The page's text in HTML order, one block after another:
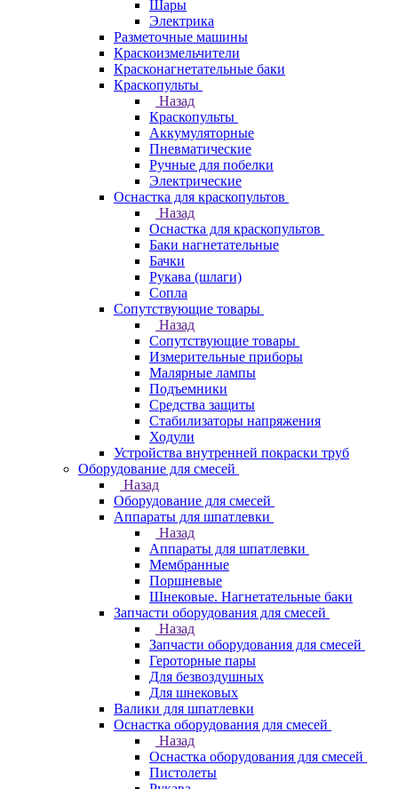
Шары
Электрика
Разметочные машины
Краскоизмельчители
Красконагнетательные баки
Краскопульты
Назад
Краскопульты
Аккумуляторные
Пневматические
Ручные для побелки
Электрические
Оснастка для краскопультов
Назад
Оснастка для краскопультов
Баки нагнетательные
Бачки
Рукава (шлаги)
Сопла
Сопутствующие товары
Назад
Сопутствующие товары
Измерительные приборы
Малярные лампы
Подъемники
Средства защиты
Стабилизаторы напряжения
Ходули
Устройства внутренней покраски труб
Оборудование для смесей
Назад
Оборудование для смесей
Аппараты для шпатлевки
Назад
Аппараты для шпатлевки
Мембранные
Поршневые
Шнековые. Нагнетательные баки
Запчасти оборудования для смесей
Назад
Запчасти оборудования для смесей
Героторные пары
Для безвоздушных
Для шнековых
Валики для шпатлевки
Оснастка оборудования для смесей
Назад
Оснастка оборудования для смесей
Пистолеты